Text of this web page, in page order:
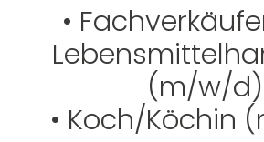
•
(m/w/d)
• Koch/Köchin